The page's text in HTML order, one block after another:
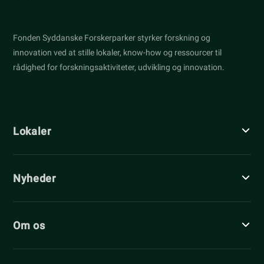
Fonden Syddanske Forskerparker styrker forskning og
innovation ved at stille lokaler, know-how og ressourcer til
rådighed for forskningsaktiviteter, udvikling og innovation.
Lokaler
Nyheder
Om os